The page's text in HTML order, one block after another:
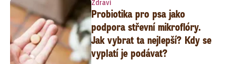
Zdraví
Probiotika pro psa jako
podpora střevní mikroflóry.
Jak vybrat ta nejlepší? Kdy se
vyplatí je podávat?